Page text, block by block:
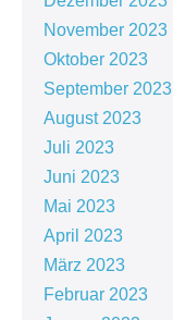
November 2023
Oktober 2023
September 2023
August 2023
Juli 2023
Juni 2023
Mai 2023
April 2023
März 2023
Februar 2023